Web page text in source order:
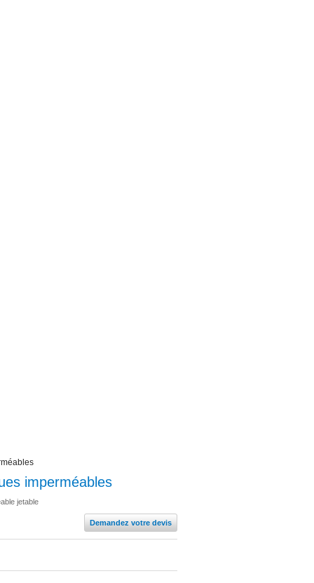
imperméables
jetable
Demandez votre devis